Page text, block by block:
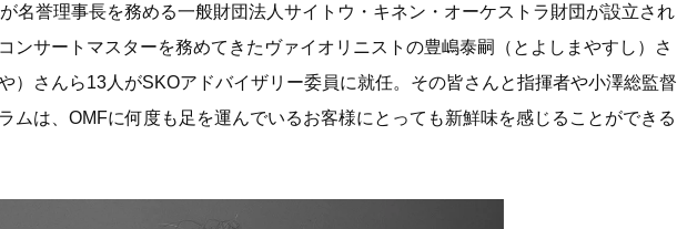
名誉理事長を務める一般財団法人サイトウ・キネン・オーケストラ財団が設立され
ンサートマスターを務めてきたヴァイオリニストの豊嶋泰嗣（とよしまやすし）さ
）さんら13人がSKOアドバイザリー委員に就任。その皆さんと指揮者や小澤総監督
ムは、OMFに何度も足を運んでいるお客様にとっても新鮮味を感じることができる